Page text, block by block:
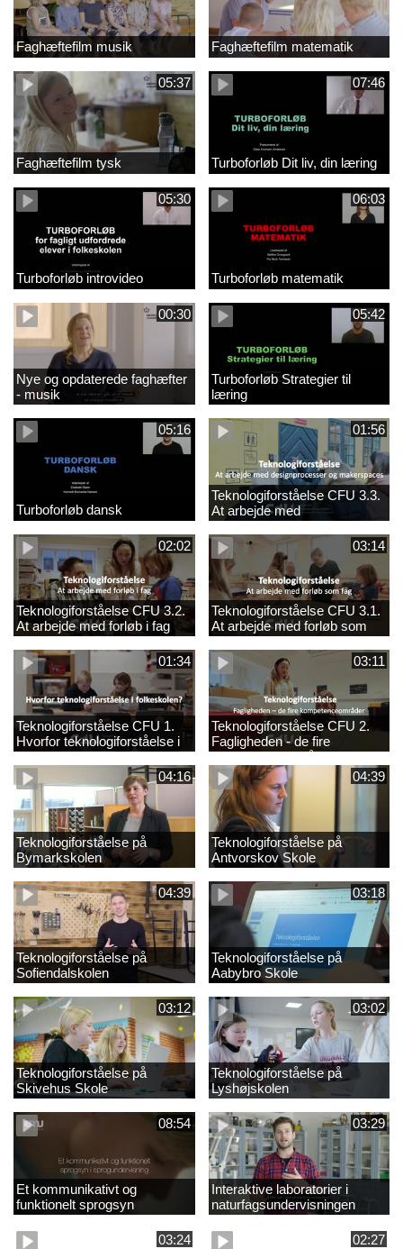
Faghæftefilm musik Faghæftefilm matematik
05:37
Faghæftefilm tysk
07:46
Turboforløb Dit liv, din læring
05:30
Turboforløb introvideo
06:03
Turboforløb matematik
00:30
Nye og opdaterede faghæfter
- musik
05:42
Turboforløb Strategier til
læring
05:16
Turboforløb dansk
01:56
Teknologiforståelse CFU 3.3.
At arbejde med
designprocesser og
makerspaces
02:02
Teknologiforståelse CFU 3.2.
At arbejde med forløb i fag
03:14
Teknologiforståelse CFU 3.1.
At arbejde med forløb som
fag
01:34
Teknologiforståelse CFU 1.
Hvorfor teknologiforståelse i
folkeskolen?
03:11
Teknologiforståelse CFU 2.
Fagligheden - de fire
kompetenceområder
04:16
Teknologiforståelse på
Bymarkskolen
04:39
Teknologiforståelse på
Antvorskov Skole
04:39
Teknologiforståelse på
Sofiendalskolen
03:18
Teknologiforståelse på
Aabybro Skole
03:12
Teknologiforståelse på
Skivehus Skole
03:02
Teknologiforståelse på
Lyshøjskolen
08:54
Et kommunikativt og
funktionelt sprogsyn
03:29
Interaktive laboratorier i
naturfagsundervisningen
03:24 02:27